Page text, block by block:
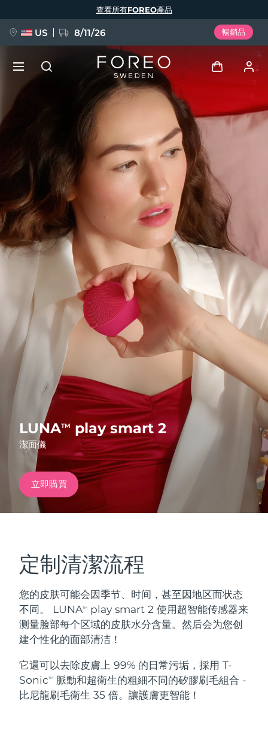
LUNATM play smart 2
潔面儀
立即購買
定制清潔流程
您的皮肤可能会因季节、时间，甚至因地区而状态
不同。 LUNATM
play smart 2 使用超智能传感器来
测量脸部每个区域的皮肤水分含量。然后会为您创
建个性化的面部清洁！
它還可以去除皮膚上 99% 的日常污垢，採用 T-
SonicTM
脈動和超衛生的粗細不同的矽膠刷毛組合 -
比尼龍刷毛衛生 35 倍。讓護膚更智能！
查看所有FOREO產品
US 8/11/26 暢銷品
登入
我的設備
我的訂單
我的地址
我的訂閱
FAQ™ Pure Beauty-Tech Elixir
BREAKING NEWS
issa™ Teeth Whitening Set
FAQ™ Dual LED Panel
熱門產品
特別優惠 暢銷產品
紅光療法
面部清潔
LUNA™ 4 套裝
Anti-aging massage
LUNA™ 4 Plus
緊致提拉
BEAR™ 2 套裝
Microcurrent toning
BEAR™ 2 go
補水保濕
UFO™ 3 套裝
口腔護理
issa™ 4
語言
English Deutsch
Español
Français
Português
Polski
Svenska
Русский
Türkçe
简体中文 繁體中文
發貨國家
美國 預計送達日期 8/11/26
英國 預計送達日期 8/10/26
西班牙 預計送達日期 8/10/26
澳洲 預計送達日期 8/13/26
預計送達日期
德國 預計送達日期
加拿大
奧地利
比利時 預計送達日期8/10/26
百慕達
波士尼亞與赫塞哥維納 預計送達日期 8/13/26
汶萊 預計送達日期